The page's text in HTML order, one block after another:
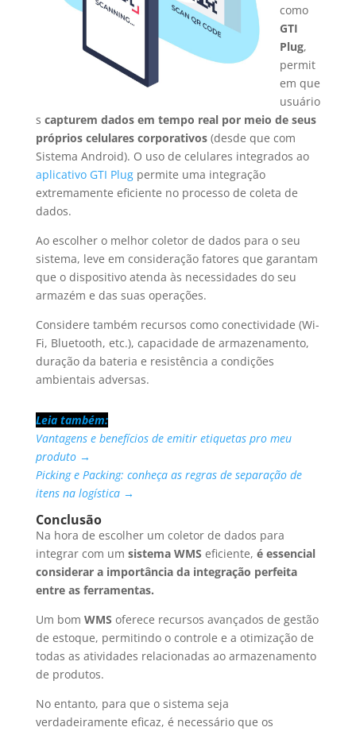
como
GTI
Plug,
permit
em que
usuário
s capturem dados em tempo real por meio de seus
próprios celulares corporativos (desde que com
Sistema Android). O uso de celulares integrados ao
aplicativo GTI Plugpermite uma integração
extremamente eficiente no processo de coleta de
dados.
Ao escolher o melhor coletor de dados para o seu
sistema, leve em consideração fatores que garantam
que o dispositivo atenda às necessidades do seu
armazém e das suas operações.
Considere também recursos como conectividade (Wi-
Fi, Bluetooth, etc.), capacidade de armazenamento,
duração da bateria e resistência a condições
ambientais adversas.
Leia também:
Vantagens e benefícios de emitir etiquetas pro meu
produto →
Picking e Packing: conheça as regras de separação de
itens na logística →
Conclusão
Na hora de escolher um coletor de dados para
integrar com um sistema WMS eficiente, é essencial
considerar a importância da integração perfeita
entre as ferramentas.
Um bom WMS oferece recursos avançados de gestão
de estoque, permitindo o controle e a otimização de
todas as atividades relacionadas ao armazenamento
de produtos.
No entanto, para que o sistema seja
verdadeiramente eficaz, é necessário que os